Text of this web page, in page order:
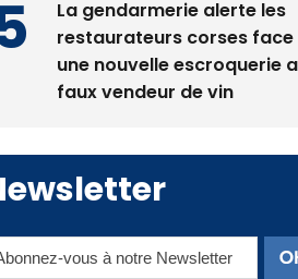
les restaurants
La gendarmerie alerte les
restaurateurs corses face à